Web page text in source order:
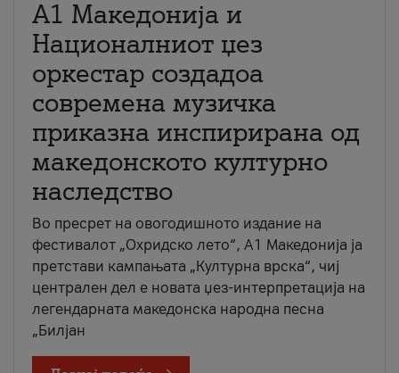
А1 Македонија и
Националниот џез
оркестар создадоа
современа музичка
приказна инспирирана од
македонското културно
наследство
Во пресрет на овогодишното издание на
фестивалот „Охридско лето“, А1 Македонија ја
претстави кампањата „Културна врска“, чиј
централен дел е новата џез-интерпретација на
легендарната македонска народна песна
„Билјан